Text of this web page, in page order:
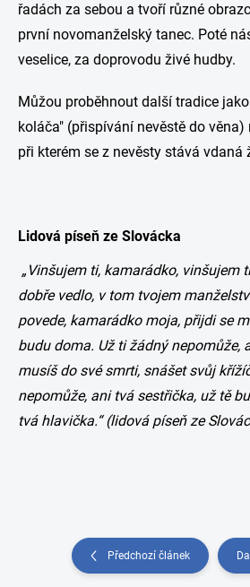
řadách za sebou a tvoří různé
první novomanželský tanec. Poté
veselice, za doprovodu živé hudby.
Můžou proběhnout další tradice
koláča" (přispívání nevěstě do věna)
při kterém se z nevěsty stává vdaná
Lidová píseň ze Slovácka
„Vinšujem ti, kamarádko, vinšujem
dobře vedlo, v tom tvojem
povede, kamarádko moja, přijdi se
budu doma. Už ti žádný nepomůže,
musíš do své smrti, snášet svůj
nepomůže, ani tvá sestřička, už tě
tvá hlavička.“ (lidová píseň ze
Předchozí článek